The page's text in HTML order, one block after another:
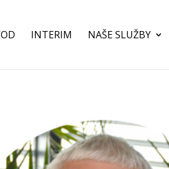
INTERIM NAŠE SLUŽBY